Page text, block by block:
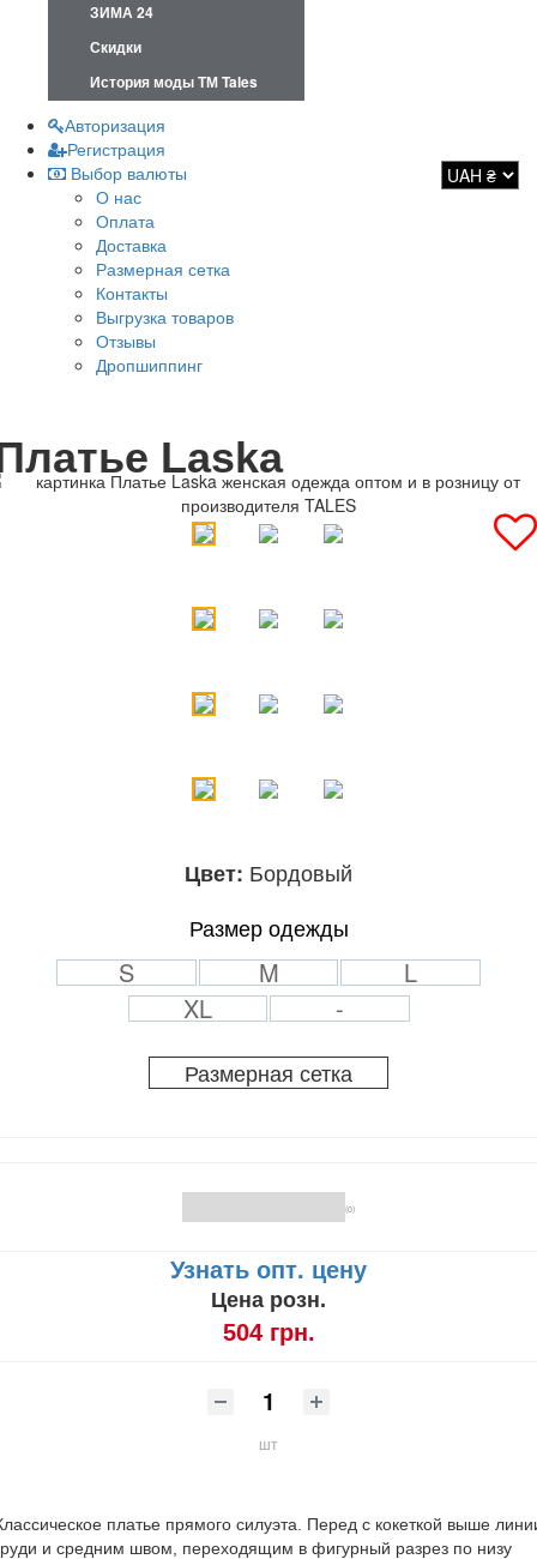
ЗИМА 24
Скидки
История моды ТМ Tales
Авторизация
Регистрация
Выбор валюты
О нас
Оплата
Доставка
Размерная сетка
Контакты
Выгрузка товаров
Отзывы
Дропшиппинг
Laska
Цвет: Бордовый
Размер одежды
S M
L
XL
-
Размерная сетка
(0)
Узнать опт. цену
Цена розн.
504 грн.
шт
платье прямого силуэта. Перед с кокеткой выше
и средним швом, переходящим в фигурный разрез по низу